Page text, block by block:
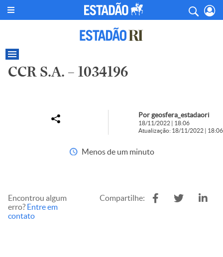
CCR S.A. – 1034196
Por geosfera_estadaori
18/11/2022 | 18:06
Atualização: 18/11/2022 | 18:06
Menos de um minuto
Encontrou algum
erro? Entre em
contato
Compartilhe: